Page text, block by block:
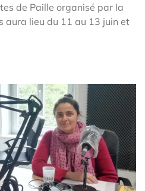
de Paille organisé par la
aura lieu du 11 au 13 juin et